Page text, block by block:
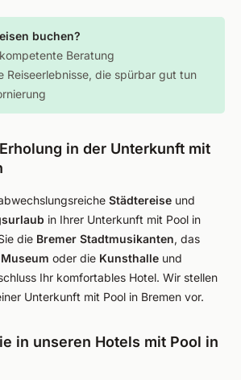
buchen?
Beratung
Reiseerlebnisse, die spürbar gut tun
in der Unterkunft mit
Städtereise und
in Ihrer Unterkunft mit Pool in
die Bremer Stadtmusikanten, das
oder die Kunsthalle und
Ihr komfortables Hotel. Wir stellen
Unterkunft mit Pool in Bremen vor.
in unseren Hotels mit Pool in